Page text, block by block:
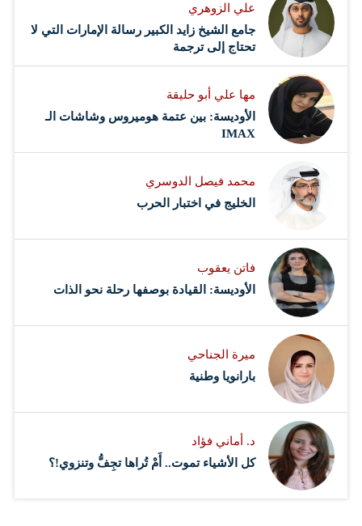
علي الزوهري
جامع الشيخ زايد الكبير رسالة الإمارات التي لا
تحتاج إلى ترجمة
مها علي أبو حليقة
الأوديسة: بين عتمة هوميروس وشاشات الـ
IMAX
محمد فيصل الدوسري ​
‏الخليج في اختبار الحرب
فاتن يعقوب
الأوديسة: القيادة بوصفها رحلة نحو الذات
ميرة الجناحي
بارانويا وطنية
د. أماني فؤاد
كل الأشياء تموت.. أَمْ تُراها تجِفُّ وتنزوي!؟